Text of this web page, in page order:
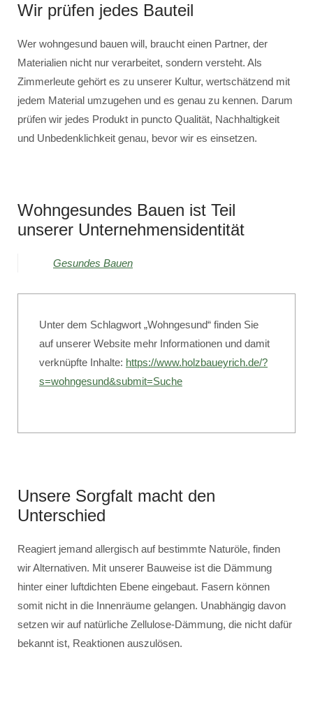
Wir prüfen jedes Bauteil
Wer wohngesund bauen will, braucht einen Partner, der
Materialien nicht nur verarbeitet, sondern versteht. Als
Zimmerleute gehört es zu unserer Kultur, wertschätzend mit
jedem Material umzugehen und es genau zu kennen. Darum
prüfen wir jedes Produkt in puncto Qualität, Nachhaltigkeit
und Unbedenklichkeit genau, bevor wir es einsetzen.
Wohngesundes Bauen ist Teil
unserer Unternehmensidentität
Gesundes Bauen
Unter dem Schlagwort „Wohngesund“ finden Sie
auf unserer Website mehr Informationen und damit
verknüpfte Inhalte: https://www.holzbaueyrich.de/?
s=wohngesund&submit=Suche
Unsere Sorgfalt macht den
Unterschied
Reagiert jemand allergisch auf bestimmte Naturöle, finden
wir Alternativen. Mit unserer Bauweise ist die Dämmung
hinter einer luftdichten Ebene eingebaut. Fasern können
somit nicht in die Innenräume gelangen. Unabhängig davon
setzen wir auf natürliche Zellulose-Dämmung, die nicht dafür
bekannt ist, Reaktionen auszulösen.